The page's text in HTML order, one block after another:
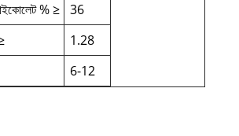
% ≥
36
1.28
6-12